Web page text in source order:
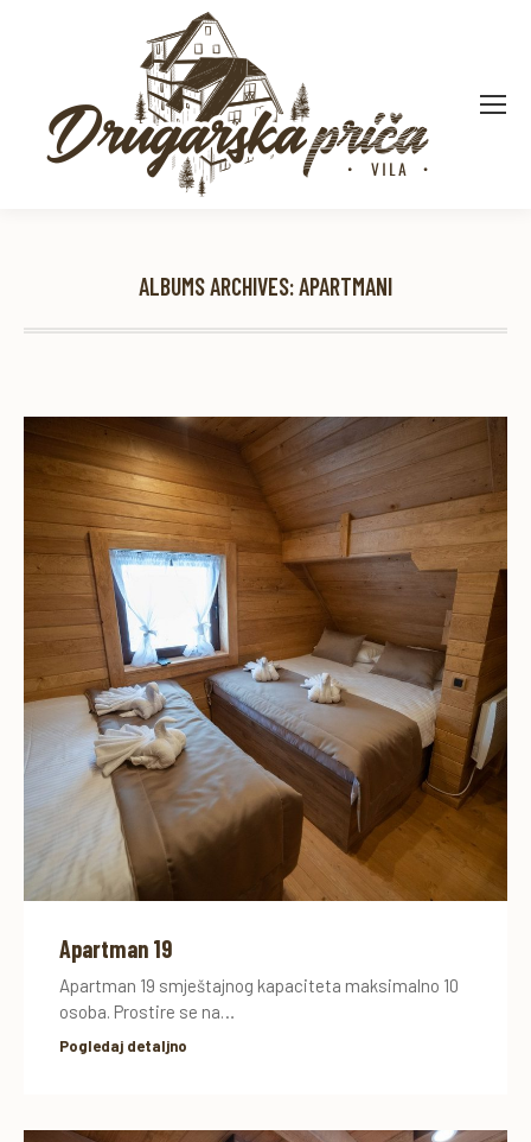
ALBUMS ARCHIVES:APARTMANI
Apartman 19
Apartman 19 smještajnog kapaciteta maksimalno 10
osoba. Prostire se na…
Pogledaj detaljno